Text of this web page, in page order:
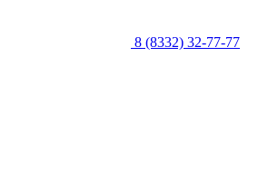
8 (8332) 32-77-77